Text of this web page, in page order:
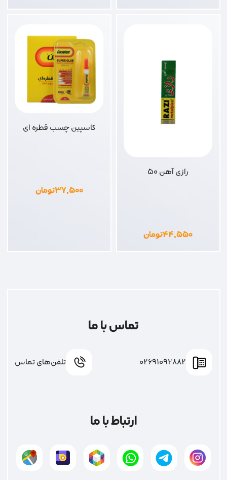
رازی آهن 50
۴۴,۵۵۰تومان
کاسپین چسب قطره ای
۳۷,۵۰۰تومان
تماس با ما
02691092882 تلفن‌های تماس
ارتباط با ما